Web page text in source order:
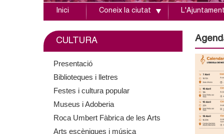
j
Inici Coneix la ciutat
CULTURA
Presentació
Biblioteques i lletres
Festes i cultura popular
Museus i Adoberia
Roca Umbert Fàbrica de les Arts
Arts escèniques i música